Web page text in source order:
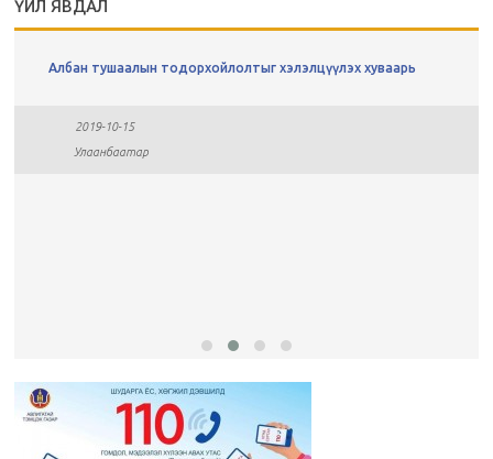
ҮЙЛ ЯВДАЛ
Албан тушаалын тодорхойлолтыг хэлэлцүүлэх хуваарь
2019-10-15
Улаанбаатар